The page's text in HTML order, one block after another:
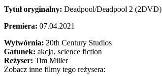
Tytuł oryginalny: Deadpool/Deadpool 2 (2DVD)
Premiera: 07.04.2021
Wytwórnia: 20th Century Studios
Gatunek: akcja, science fiction
Reżyser: Tim Miller
Zobacz inne filmy tego reżysera: